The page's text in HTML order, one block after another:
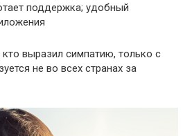
поддержка; удобный
кто выразил симпатию, только с
не во всех странах за